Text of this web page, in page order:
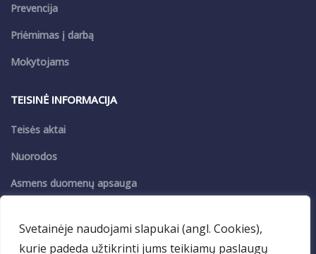
Svetainėje naudojami slapukai (angl. Cookies),
kurie padeda užtikrinti jums teikiamų paslaugų
Prevencija
Priėmimas į darbą
Mokytojams
TEISINĖ INFORMACIJA
Teisės aktai
Nuorodos
Asmens duomenų apsauga
PASLAUGOS